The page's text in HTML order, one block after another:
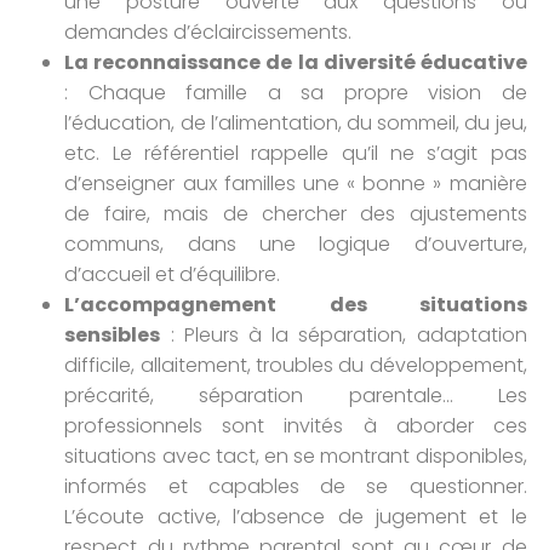
demandes d’éclaircissements.
La reconnaissance de la diversité éducative
: Chaque famille a sa propre vision de
l’éducation, de l’alimentation, du sommeil, du jeu,
etc. Le référentiel rappelle qu’il ne s’agit pas
d’enseigner aux familles une « bonne » manière
de faire, mais de chercher des ajustements
communs, dans une logique d’ouverture,
d’accueil et d’équilibre.
L’accompagnement des situations
sensibles : Pleurs à la séparation, adaptation
difficile, allaitement, troubles du développement,
précarité, séparation parentale… Les
professionnels sont invités à aborder ces
situations avec tact, en se montrant disponibles,
informés et capables de se questionner.
L’écoute active, l’absence de jugement et le